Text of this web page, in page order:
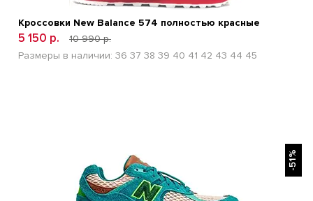
Кроссовки New Balance 574 полностью красные
5 150 р.
10 990 р.
Размеры в наличии: 36 37 38 39 40 41 42 43 44 45
-51%